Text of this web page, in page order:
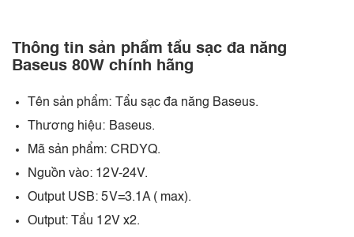
Thông tin sản phẩm tẩu sạc đa năng
Baseus 80W chính hãng
Tên sản phẩm: Tẩu sạc đa năng Baseus.
Thương hiệu: Baseus.
Mã sản phẩm: CRDYQ.
Nguồn vào: 12V-24V.
Output USB: 5V=3.1A ( max).
Output: Tẩu 12V x2.